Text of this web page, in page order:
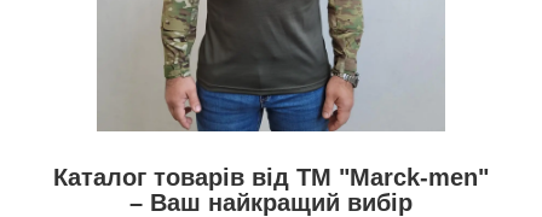
Каталог товарів від ТМ "Marck-men"
– Ваш найкращий вибір